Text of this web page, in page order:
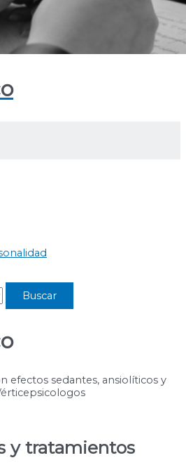
efectos sedantes, ansiolíticos y
y tratamientos